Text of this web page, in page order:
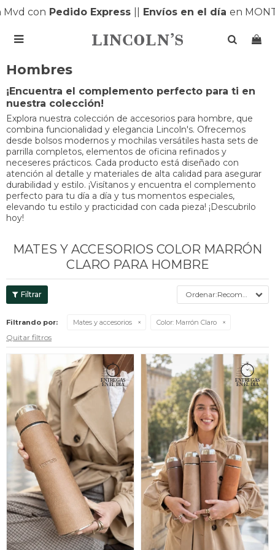
conPedido Express||Envíos en el díaen

Hombres
¡Encuentra el complemento perfecto para ti en
nuestra colección!
Explora nuestra colección de accesorios para hombre, que
combina funcionalidad y elegancia Lincoln's. Ofrecemos
desde bolsos modernos y mochilas versátiles hasta sets de
parrilla completos, elementos de oficina refinados y
neceseres prácticos. Cada producto está diseñado con
atención al detalle y materiales de alta calidad para asegurar
durabilidad y estilo. ¡Visítanos y encuentra el complemento
perfecto para tu día a día y tus momentos especiales,
elevando tu estilo y practicidad con cada pieza! ¡Descubrilo
hoy!
MATES Y ACCESORIOS COLOR MARRÓN
CLARO PARA HOMBRE
Recomendados
Filtrando por: Mates y accesorios Color: Marrón Claro
Quitar filtros